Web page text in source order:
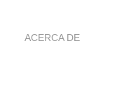
ACERCA DE